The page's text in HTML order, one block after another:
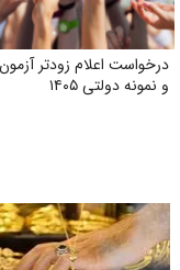
درخواست اعلام زودتر
و نمونه دولتی ۱۴۰۵